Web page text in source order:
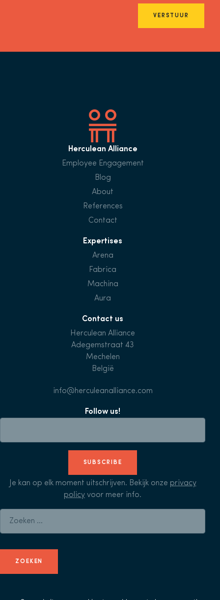
VERSTUUR
Herculean Alliance
Employee Engagement
Blog
About
References
Contact
Expertises
Arena
Fabrica
Machina
Aura
Contact us
Herculean Alliance
Adegemstraat 43
Mechelen
België
info@herculeanalliance.com
Follow us!
SUBSCRIBE
Je kan op elk moment uitschrijven. Bekijk onze privacy
policy voor meer info.